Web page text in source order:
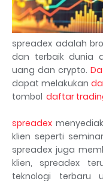
spreadex adalah
dan terbaik dunia
uang dan crypto.
dapat melakukan
tombol daftar
spreadex
klien seperti
spreadex juga
klien, spreadex
teknologi terbaru